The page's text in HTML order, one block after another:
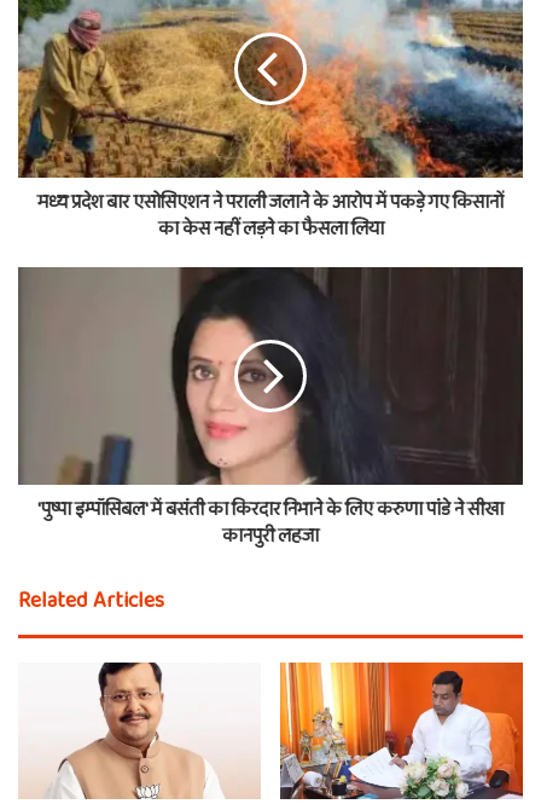
मध्य प्रदेश बार एसोसिएशन ने पराली जलाने के आरोप में पकड़े गए किसानों
का केस नहीं लड़ने का फैसला लिया
'पुष्पा इम्पॉसिबल' में बसंती का किरदार निभाने के लिए करुणा पांडे ने सीखा
कानपुरी लहजा
Related Articles